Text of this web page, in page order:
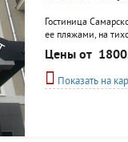
Гостиница
ее пляжами, на
архитектуры,
гостиница
Цены от
Показать на